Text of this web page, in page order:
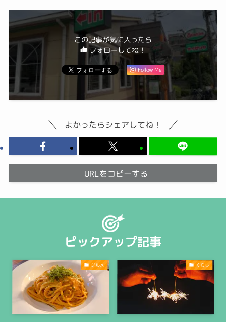
この記事が気に入ったら
フォローしてね！
Follow Me
よかったらシェアしてね！
URLをコピーする
ピックアップ記事
グルメ くらし